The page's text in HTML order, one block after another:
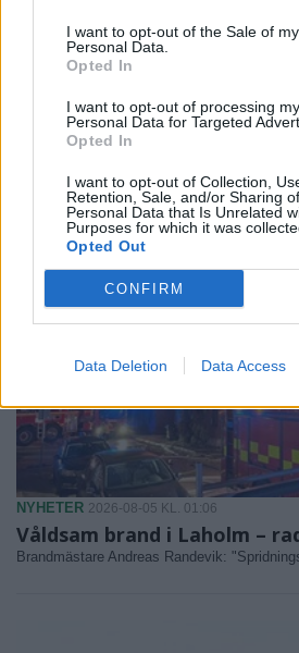
I want to opt-out of the Sale of my
Personal Data.
Opted In
I want to opt-out of processing my
Personal Data for Targeted
Opted In
I want to opt-out of Collection,
Retention, Sale, and/or Sharing
Personal Data that Is Unrelated
Purposes for which it was
Opted Out
CONFIRM
Data Deletion Data Access
NYHETER
Brandmästaren: ”Vi var inte
skulle lyckas”
Storbranden kunde ha fått betydligt värre
NYHETER 2026-08-05 KL. 01:06
Våldsam brand i Laholm –
Brandmästare Andreas Randevik: